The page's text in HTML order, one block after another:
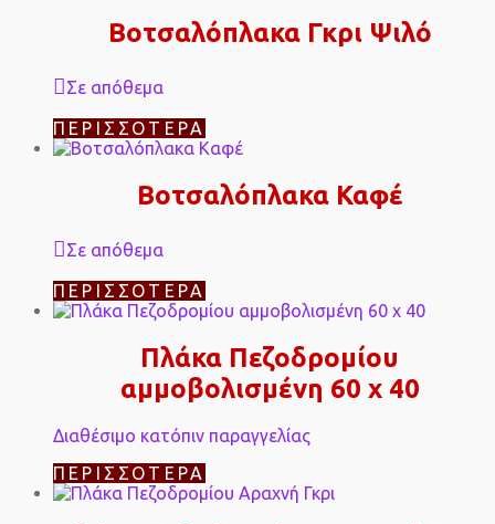
Βοτσαλόπλακα Γκρι Ψιλό
Σε απόθεμα
ΠΕΡΙΣΣΌΤΕΡΑ
Βοτσαλόπλακα Καφέ
Σε απόθεμα
ΠΕΡΙΣΣΌΤΕΡΑ
Πλάκα Πεζοδρομίου
αμμοβολισμένη 60 x 40
Διαθέσιμο κατόπιν παραγγελίας
ΠΕΡΙΣΣΌΤΕΡΑ